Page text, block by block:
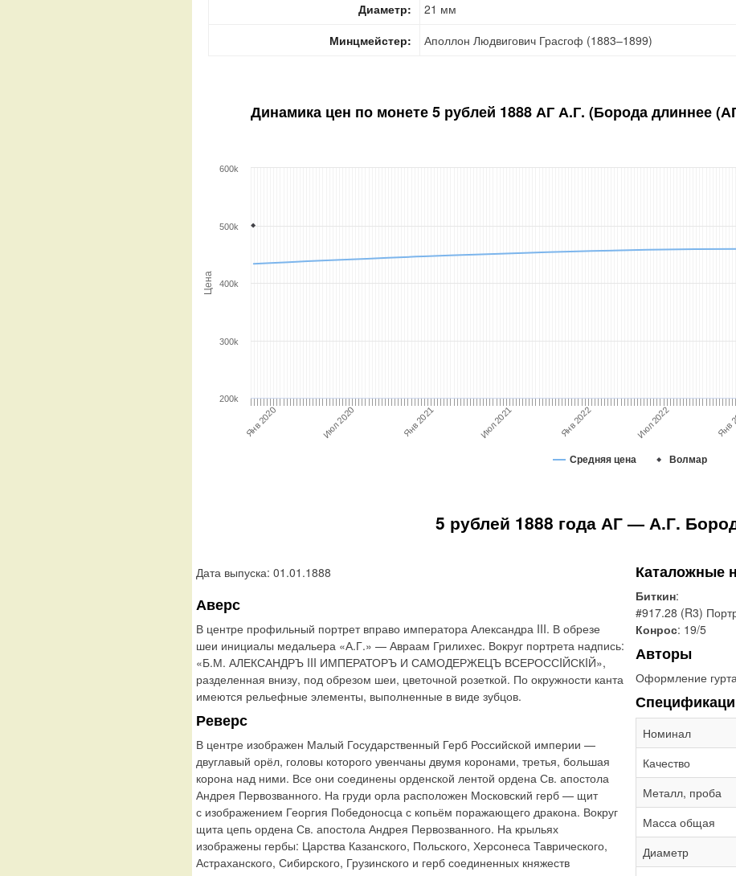
Диаметр:
21 мм
Минцмейстер:
Аполлон Людвигович Грасгоф (1883–1899)
Динамика цен по монете5 рублей 1888 АГ А.Г. (Борода длиннее
Цена
Средняя цена Волмар
Янв 2020 Июл 2020 Янв 2021 Июл 2021 Янв 2022 Июл 2022
200k
300k
400k
500k
600k
5 рублей 1888 года АГ — А.Г.
Дата выпуска: 01.01.1888
Аверс
В центре профильный портрет вправо императора Александра III. В обрезе
шеи инициалы медальера «А.Г.» — Авраам Грилихес. Вокруг портрета надпись:
«Б.М. АЛЕКСАНДРЪ III ИМПЕРАТОРЪ И САМОДЕРЖЕЦЪ ВСЕРОССIЙСКIЙ»,
разделенная внизу, под обрезом шеи, цветочной розеткой. По окружности канта
имеются рельефные элементы, выполненные в виде зубцов.
Реверс
В центре изображен Малый Государственный Герб Российской империи —
двуглавый орёл, головы которого увенчаны двумя коронами, третья, большая
корона над ними. Все они соединены орденской лентой ордена Св. апостола
Андрея Первозванного. На груди орла расположен Московский герб — щит
с изображением Георгия Победоносца с копьём поражающего дракона. Вокруг
щита цепь ордена Св. апостола Андрея Первозванного. На крыльях
изображены гербы: Царства Казанского, Польского, Херсонеса Таврического,
Астраханского, Сибирского, Грузинского и герб соединенных княжеств
Каталожные
Биткин:
#917.28 (R3)
Конрос: 19/5
Авторы
Оформление
Номинал
Качество
Металл, проба
Масса общая
Диаметр